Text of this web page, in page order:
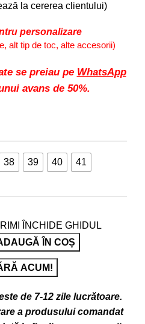
la cererea clientului)
personalizare
alt tip de toc, alte accesorii)
se preiau pe WhatsApp
avans de 50%.
38 39 40
41
ÎNCHIDE GHIDUL
ÎN COȘ
ACUM!
de 7-12 zile lucrătoare.
a produsului comandat